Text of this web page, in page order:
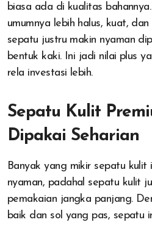
biasa ada di kualitas
umumnya lebih halus, kuat,
sepatu justru makin nyaman
bentuk kaki. Ini jadi nilai plus
rela investasi lebih.
Sepatu Kulit
Dipakai Seharian
Banyak yang mikir sepatu
nyaman, padahal sepatu kulit
pemakaian jangka panjang.
baik dan sol yang pas, sepatu